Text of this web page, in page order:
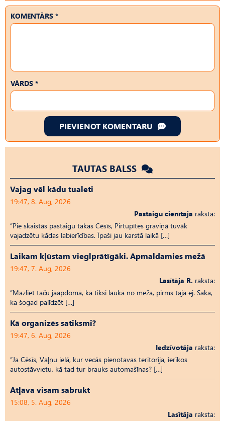
KOMENTĀRS *
VĀRDS *
PIEVIENOT KOMENTĀRU
TAUTAS BALSS
Vajag vēl kādu tualeti
19:47, 8. Aug, 2026
Pastaigu cienītāja raksta:
“Pie skaistās pastaigu takas Cēsīs, Pirtupītes graviņā tuvāk
vajadzētu kādas labierīcības. Īpaši jau karstā laikā […]
Laikam kļūstam vieglprātīgāki. Apmaldamies mežā
19:47, 7. Aug, 2026
Lasītāja R. raksta:
“Mazliet taču jāapdomā, kā tiksi laukā no meža, pirms tajā ej. Saka,
ka šogad palīdzēt […]
Kā organizēs satiksmi?
19:47, 6. Aug, 2026
Iedzīvotāja raksta:
“Ja Cēsīs, Vaļņu ielā, kur vecās pienotavas teritorija, ierīkos
autostāvvietu, kā tad tur brauks automašīnas? […]
Atļāva visam sabrukt
15:08, 5. Aug, 2026
Lasītāja raksta: